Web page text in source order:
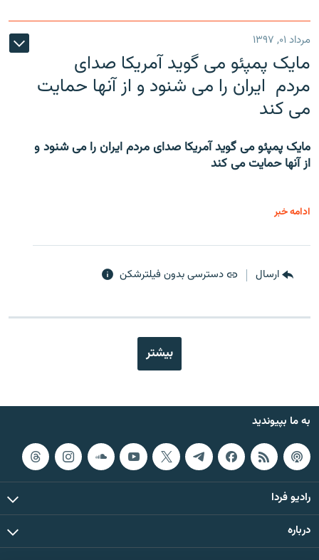
مرداد ۰۱, ۱۳۹۷
مایک پمپئو می گوید آمریکا صدای
مردم ایران را می شنود و از آنها حمایت
می کند
مایک پمپئو می گوید آمریکا صدای مردم ایران را می شنود و
از آنها حمایت می کند
ادامه خبر
ارسال دسترسی بدون فیلترشکن
بیشتر
به ما بپیوندید
رادیو فردا
درباره